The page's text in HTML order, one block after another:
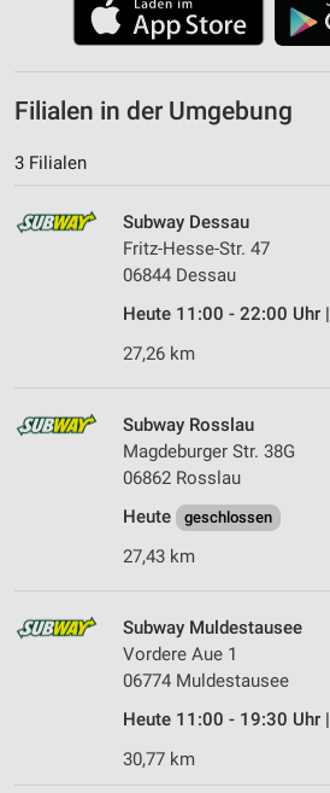
Filialen in der Umgebung
3 Filialen
Subway Dessau
Fritz-Hesse-Str. 47
06844 Dessau
Heute 11:00 - 22:00 Uhr |
27,26 km
Subway Rosslau
Magdeburger Str. 38G
06862 Rosslau
Heute
geschlossen
27,43 km
Subway Muldestausee
Vordere Aue 1
06774 Muldestausee
Heute 11:00 - 19:30 Uhr |
30,77 km